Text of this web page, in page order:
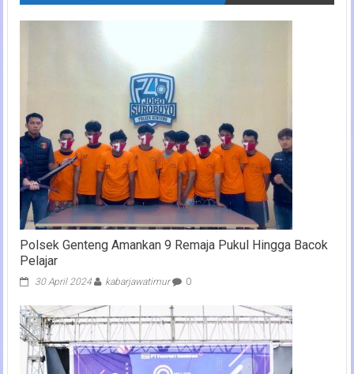
Polsek Genteng Amankan 9 Remaja Pukul Hingga Bacok
Pelajar
30 April 2024 kabarjawatimur 0